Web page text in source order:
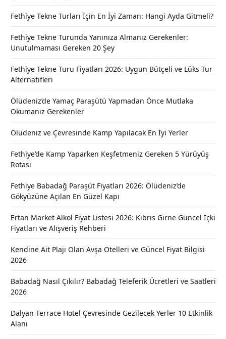
Fethiye Tekne Turları İçin En İyi Zaman: Hangi Ayda Gitmeli?
Fethiye Tekne Turunda Yanınıza Almanız Gerekenler:
Unutulmaması Gereken 20 Şey
Fethiye Tekne Turu Fiyatları 2026: Uygun Bütçeli ve Lüks Tur
Alternatifleri
Ölüdeniz’de Yamaç Paraşütü Yapmadan Önce Mutlaka
Okumanız Gerekenler
Ölüdeniz ve Çevresinde Kamp Yapılacak En İyi Yerler
Fethiye’de Kamp Yaparken Keşfetmeniz Gereken 5 Yürüyüş
Rotası
Fethiye Babadağ Paraşüt Fiyatları 2026: Ölüdeniz’de
Gökyüzüne Açılan En Güzel Kapı
Ertan Market Alkol Fiyat Listesi 2026: Kıbrıs Girne Güncel İçki
Fiyatları ve Alışveriş Rehberi
Kendine Ait Plajı Olan Avşa Otelleri ve Güncel Fiyat Bilgisi
2026
Babadağ Nasıl Çıkılır? Babadağ Teleferik Ücretleri ve Saatleri
2026
Dalyan Terrace Hotel Çevresinde Gezilecek Yerler 10 Etkinlik
Alanı